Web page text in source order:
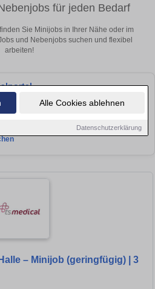
Alle Cookies ablehnen
Datenschutzerklärung
für jeden Bedarf
Sie Minijobs in Ihrer Nähe oder im
und Nebenjobs suchen und flexibel
arbeiten!
Anzeigenmarkt werden von 1A-
findest du weitere Minijobs und
– Minijob (geringfügig) | 3